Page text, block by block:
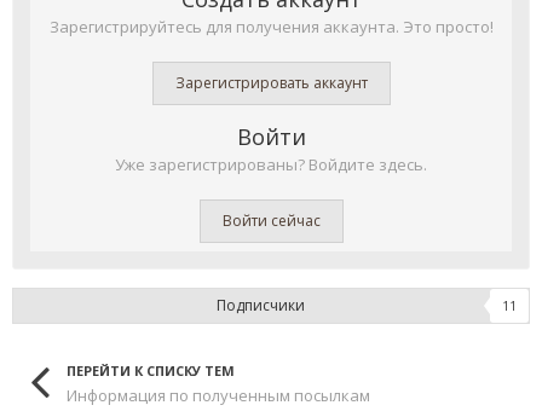
Зарегистрируйтесь для получения аккаунта. Это просто!
Зарегистрировать аккаунт
Войти
Уже зарегистрированы? Войдите здесь.
Войти сейчас
Подписчики 11
ПЕРЕЙТИ К СПИСКУ ТЕМ
Информация по полученным посылкам